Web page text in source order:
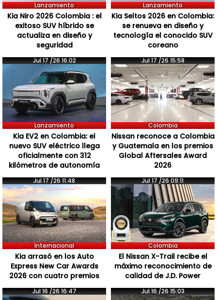
Lanzamiento
Kia Niro 2026 Colombia : el
exitoso SUV híbrido se
actualiza en diseño y
seguridad
Lanzamiento
Kia Seltos 2026 en Colombia:
se renueva en diseño y
tecnología el conocido SUV
coreano
Jul 17 /26 16:02
Lanzamiento
Kia EV2 en Colombia: el
nuevo SUV eléctrico llega
oficialmente con 312
kilómetros de autonomía
Jul 17 /26 15:58
Colombia
Nissan reconoce a Colombia
y Guatemala en los premios
Global Aftersales Award
2026
Jul 17 /26 11:48
Internacional
Kia arrasó en los Auto
Express New Car Awards
2026 con cuatro premios
Jul 17 /26 09:11
Colombia
El Nissan X-Trail recibe el
máximo reconocimiento de
calidad de J.D. Power
Jul 16 /26 16:47 Jul 16 /26 15:03